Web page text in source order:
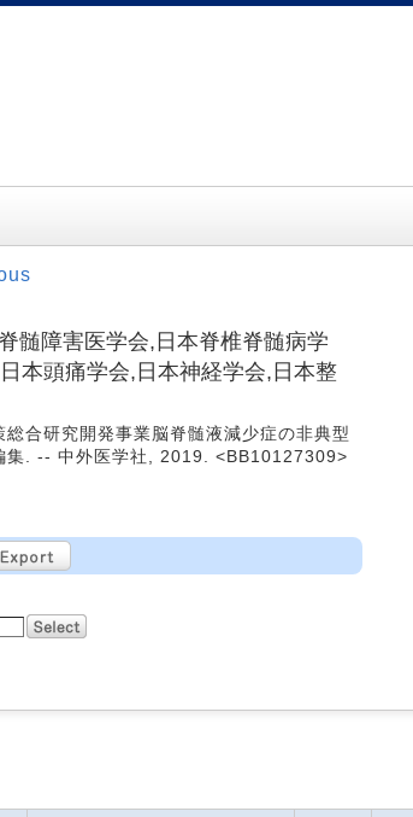
髄障害医学会,日本脊椎脊髄病学
本頭痛学会,日本神経学会,日本整
合研究開発事業脳脊髄液減少症の非典型
集. -- 中外医学社, 2019. <BB10127309>